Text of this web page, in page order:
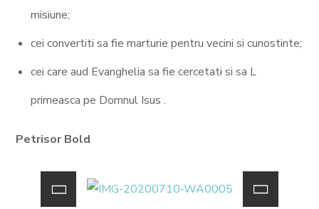
misiune;
cei convertiti sa fie marturie pentru vecini si cunostinte;
cei care aud Evanghelia sa fie cercetati si sa L
primeasca pe Domnul Isus .
Petrisor Bold